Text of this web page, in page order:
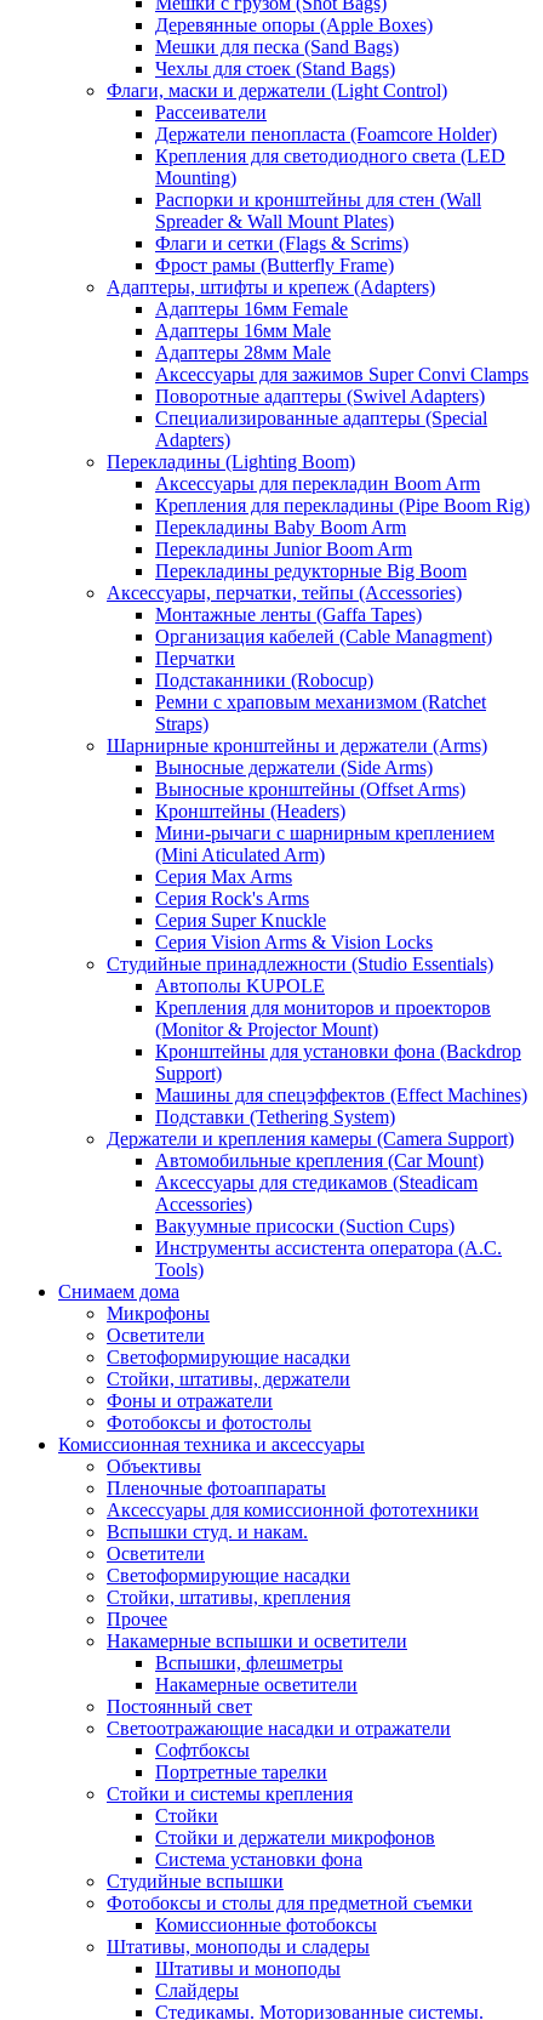
Деревянные опоры (Apple Boxes)
Мешки для песка (Sand Bags)
Чехлы для стоек (Stand Bags)
Флаги, маски и держатели (Light Control)
Рассеиватели
Держатели пенопласта (Foamcore Holder)
Крепления для светодиодного света (LED
Mounting)
Распорки и кронштейны для стен (Wall
Spreader & Wall Mount Plates)
Флаги и сетки (Flags & Scrims)
Фрост рамы (Butterfly Frame)
Адаптеры, штифты и крепеж (Adapters)
Адаптеры 16мм Female
Адаптеры 16мм Male
Адаптеры 28мм Male
Аксессуары для зажимов Super Convi Clamps
Поворотные адаптеры (Swivel Adapters)
Специализированные адаптеры (Special
Adapters)
Перекладины (Lighting Boom)
Аксессуары для перекладин Boom Arm
Крепления для перекладины (Pipe Boom Rig)
Перекладины Baby Boom Arm
Перекладины Junior Boom Arm
Перекладины редукторные Big Boom
Аксессуары, перчатки, тейпы (Accessories)
Монтажные ленты (Gaffa Tapes)
Организация кабелей (Cable Managment)
Перчатки
Подстаканники (Robocup)
Ремни с храповым механизмом (Ratchet
Straps)
Шарнирные кронштейны и держатели (Arms)
Выносные держатели (Side Arms)
Выносные кронштейны (Offset Arms)
Кронштейны (Headers)
Мини-рычаги с шарнирным креплением
(Mini Aticulated Arm)
Серия Max Arms
Серия Rock's Arms
Серия Super Knuckle
Серия Vision Arms & Vision Locks
Студийные принадлежности (Studio Essentials)
Автополы KUPOLE
Крепления для мониторов и проекторов
(Monitor & Projector Mount)
Кронштейны для установки фона (Backdrop
Support)
Машины для спецэффектов (Effect Machines)
Подставки (Tethering System)
Держатели и крепления камеры (Camera Support)
Автомобильные крепления (Car Mount)
Аксессуары для стедикамов (Steadicam
Accessories)
Вакуумные присоски (Suction Cups)
Инструменты ассистента оператора (A.C.
Tools)
Снимаем дома
Микрофоны
Осветители
Светоформирующие насадки
Стойки, штативы, держатели
Фоны и отражатели
Фотобоксы и фотостолы
Комиссионная техника и аксессуары
Объективы
Пленочные фотоаппараты
Аксессуары для комиссионной фототехники
Вспышки студ. и накам.
Осветители
Светоформирующие насадки
Стойки, штативы, крепления
Прочее
Накамерные вспышки и осветители
Вспышки, флешметры
Накамерные осветители
Постоянный свет
Светоотражающие насадки и отражатели
Софтбоксы
Портретные тарелки
Стойки и системы крепления
Стойки
Стойки и держатели микрофонов
Система установки фона
Студийные вспышки
Фотобоксы и столы для предметной съемки
Комиссионные фотобоксы
Штативы, моноподы и сладеры
Штативы и моноподы
Слайдеры
Стедикамы. Моторизованные системы.